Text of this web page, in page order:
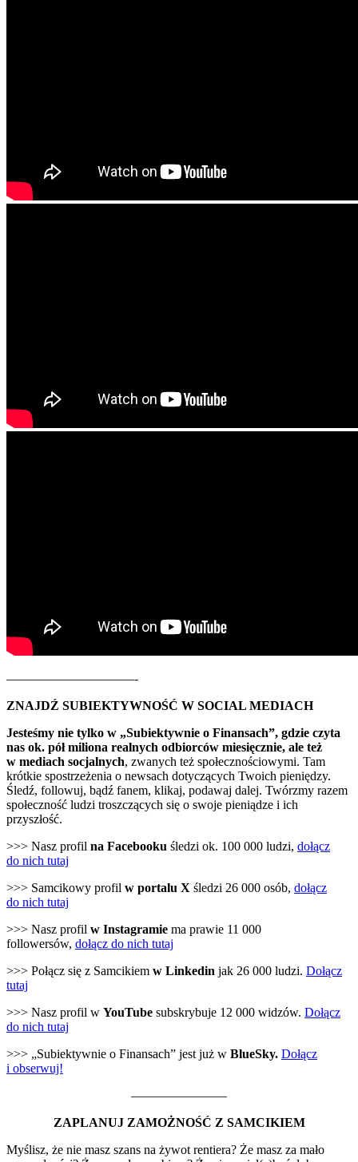
——————————-
ZNAJDŹ SUBIEKTYWNOŚĆ W SOCIAL MEDIACH
Jesteśmy nie tylko w „Subiektywnie o Finansach”, gdzie czyta
nas ok. pół miliona realnych odbiorców miesięcznie, ale też
w mediach socjalnych, zwanych też społecznościowymi. Tam
krótkie spostrzeżenia o newsach dotyczących Twoich pieniędzy.
Śledź, followuj, bądź fanem, klikaj, podawaj dalej. Twórzmy razem
społeczność ludzi troszczących się o swoje pieniądze i ich
przyszłość.
>>> Nasz profil na Facebooku śledzi ok. 100 000 ludzi, dołącz
do nich tutaj
>>> Samcikowy profil w portalu X śledzi 26 000 osób, dołącz
do nich tutaj
>>> Nasz profil w Instagramie ma prawie 11 000
followersów, dołącz do nich tutaj
>>> Połącz się z Samcikiem w Linkedin jak 26 000 ludzi. Dołącz
tutaj
>>> Nasz profil w YouTube subskrybuje 12 000 widzów. Dołącz
do nich tutaj
>>> „Subiektywnie o Finansach” jest już w BlueSky. Dołącz
i obserwuj!
———————–
ZAPLANUJ ZAMOŻNOŚĆ Z SAMCIKIEM
Myślisz, że nie masz szans na żywot rentiera? Że masz za mało